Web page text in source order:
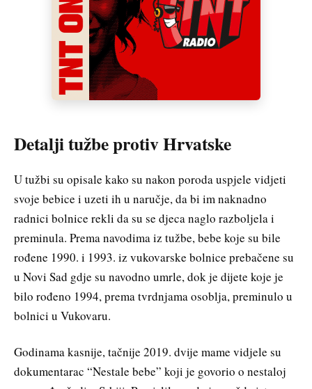
Detalji tužbe protiv Hrvatske
U tužbi su opisale kako su nakon poroda uspjele vidjeti
svoje bebice i uzeti ih u naručje, da bi im naknadno
radnici bolnice rekli da su se djeca naglo razboljela i
preminula. Prema navodima iz tužbe, bebe koje su bile
rođene 1990. i 1993. iz vukovarske bolnice prebačene su
u Novi Sad gdje su navodno umrle, dok je dijete koje je
bilo rođeno 1994, prema tvrdnjama osoblja, preminulo u
bolnici u Vukovaru.
Godinama kasnije, tačnije 2019. dvije mame vidjele su
dokumentarac “Nestale bebe” koji je govorio o nestaloj